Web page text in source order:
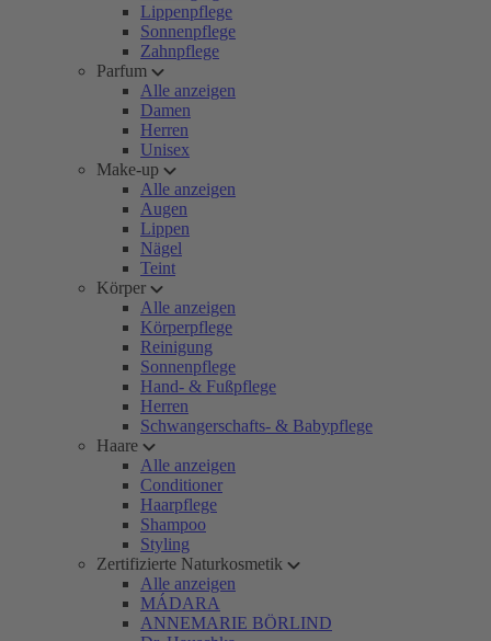
Lippenpflege
Sonnenpflege
Zahnpflege
Parfum
Alle anzeigen
Damen
Herren
Unisex
Make-up
Alle anzeigen
Augen
Lippen
Nägel
Teint
Körper
Alle anzeigen
Körperpflege
Reinigung
Sonnenpflege
Hand- & Fußpflege
Herren
Schwangerschafts- & Babypflege
Haare
Alle anzeigen
Conditioner
Haarpflege
Shampoo
Styling
Zertifizierte Naturkosmetik
Alle anzeigen
MÁDARA
ANNEMARIE BÖRLIND